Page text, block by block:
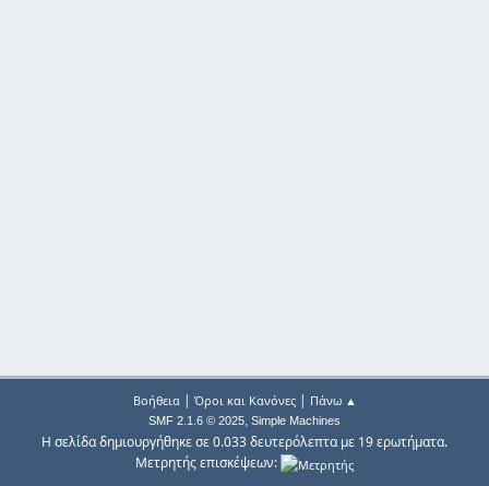
Βοήθεια| Όροι και Κανόνες| Πάνω ▲
SMF 2.1.6 © 2025, Simple Machines
Η σελίδα δημιουργήθηκε σε 0.033 δευτερόλεπτα με 19 ερωτήματα.
Μετρητής επισκέψεων: